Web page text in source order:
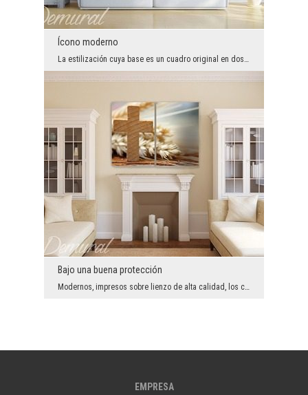
Ícono moderno
La estilización cuya base es un cuadro original en dos partes, con un motivo religioso – es nuest...
Bajo una buena protección
Modernos, impresos sobre lienzo de alta calidad, los cuadros son no solo unos accesorios práctico...
EMPRESA